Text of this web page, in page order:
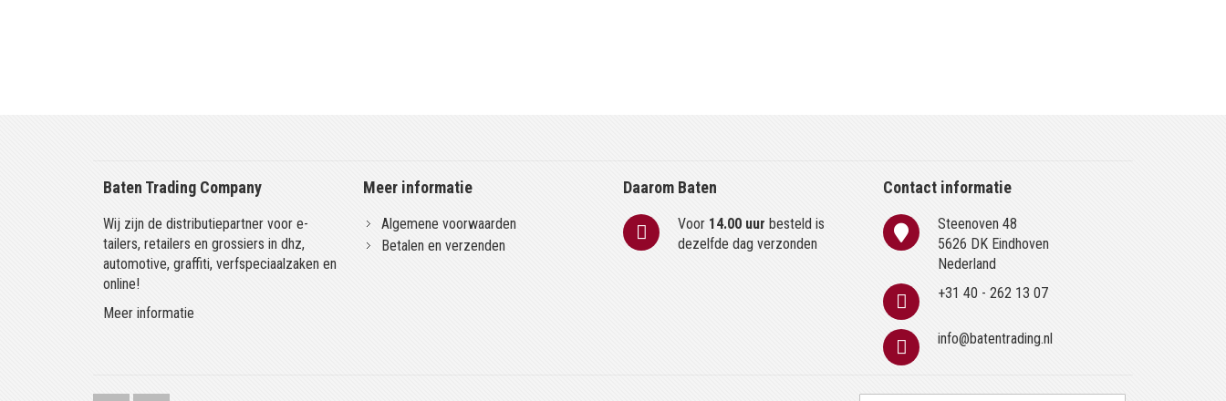
Baten Trading Company
Wij zijn de distributiepartner voor e-
tailers, retailers en grossiers in dhz,
automotive, graffiti, verfspeciaalzaken en
online!
Meer informatie
Meer informatie
Algemene voorwaarden
Betalen en verzenden
Daarom Baten
Voor 14.00 uur besteld is
dezelfde dag verzonden
Contact informatie
Steenoven 48
5626 DK Eindhoven
Nederland
+31 40 - 262 13 07
info@batentrading.nl